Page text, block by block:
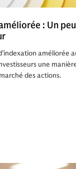
: Un
améliorée
une
des actions.